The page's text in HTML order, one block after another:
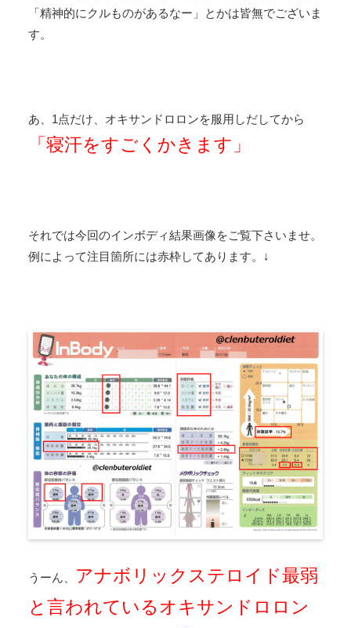
「精神的にクルものがあるなー」とかは皆無でございま
す。
あ、1点だけ、オキサンドロロンを服用しだしてから
「寝汗をすごくかきます」
それでは今回のインボディ結果画像をご覧下さいませ。
例によって注目箇所には赤枠してあります。↓
うーん、
アナボリックステロイド最弱
と言われているオキサンドロロン